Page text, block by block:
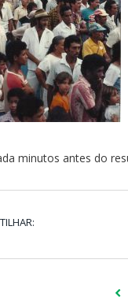
minutos antes do